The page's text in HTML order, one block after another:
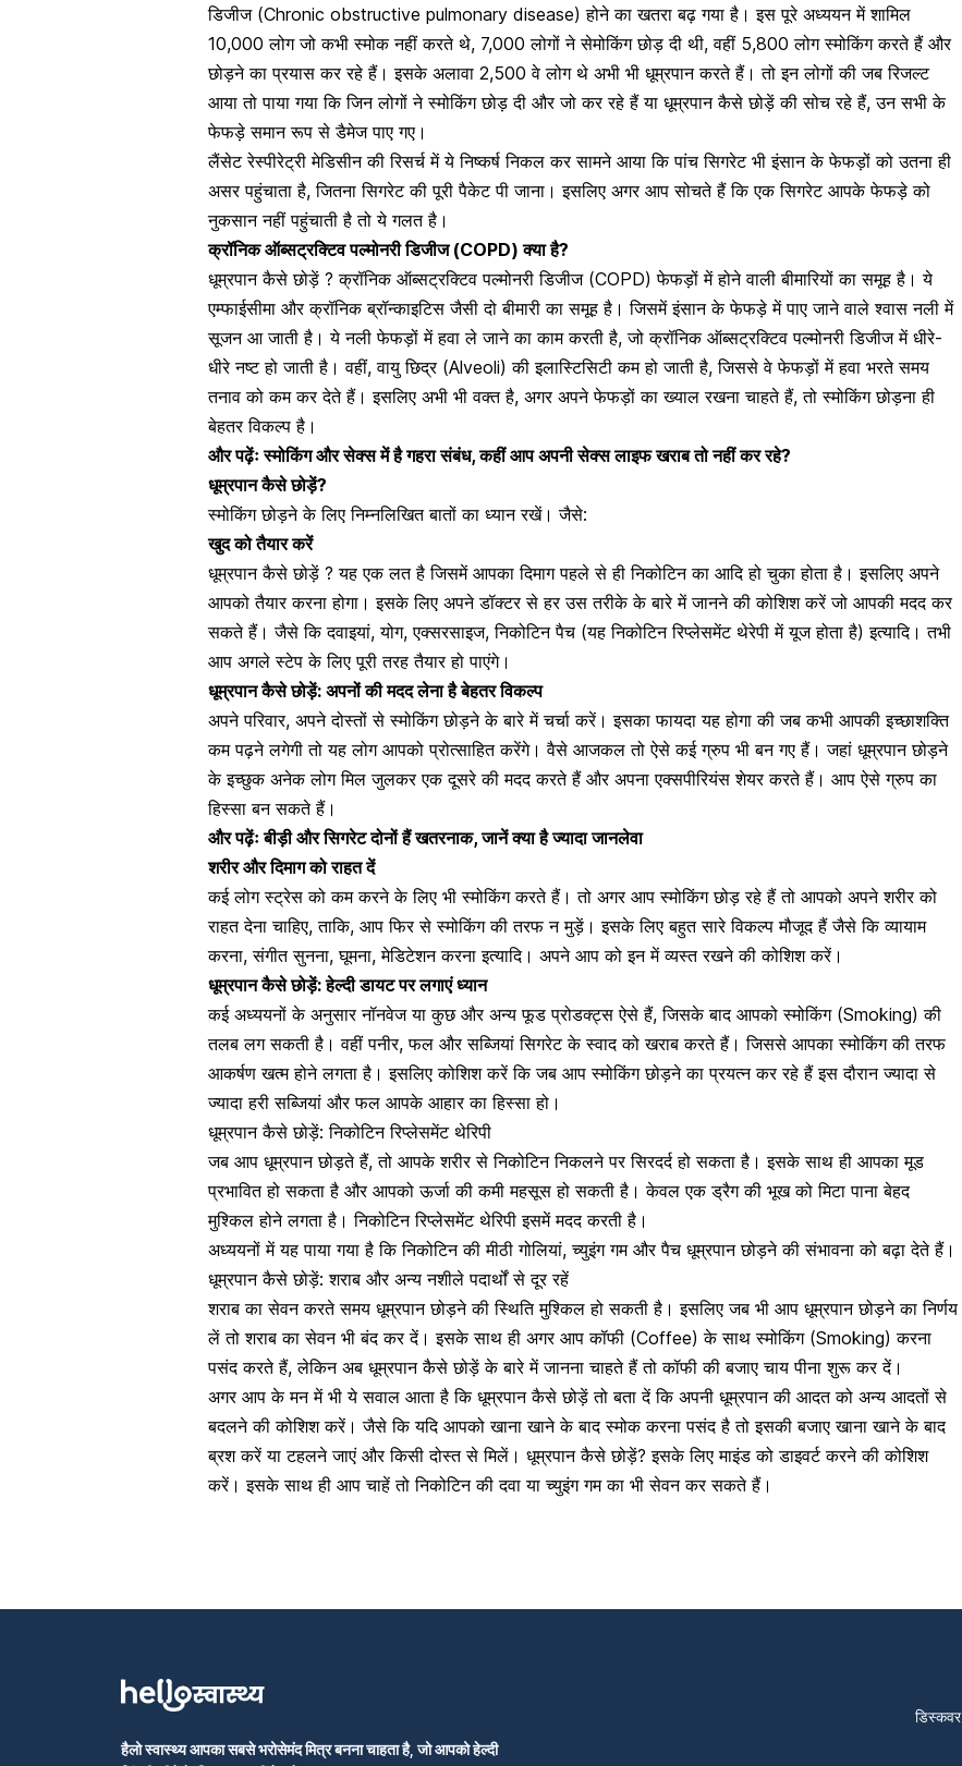
डिजीज (Chronic obstructive pulmonary disease) होने का खतरा बढ़ गया है। इस पूरे अध्ययन में शामिल
10,000 लोग जो कभी स्मोक नहीं करते थे, 7,000 लोगों ने सेमोकिंग छोड़ दी थी, वहीं 5,800 लोग स्मोकिंग करते हैं और
छोड़ने का प्रयास कर रहे हैं। इसके अलावा 2,500 वे लोग थे अभी भी धूम्रपान करते हैं। तो इन लोगों की जब रिजल्ट
आया तो पाया गया कि जिन लोगों ने स्मोकिंग छोड़ दी और जो कर रहे हैं या धूम्रपान कैसे छोड़ें की सोच रहे हैं, उन सभी के
फेफड़े समान रूप से डैमेज पाए गए।
लैंसेट रेस्पीरेट्री मेडिसीन की रिसर्च में ये निष्कर्ष निकल कर सामने आया कि पांच सिगरेट भी इंसान के फेफड़ों को उतना ही
असर पहुंचाता है, जितना सिगरेट की पूरी पैकेट पी जाना। इसलिए अगर आप सोचते हैं कि एक सिगरेट आपके फेफड़े को
नुकसान नहीं पहुंचाती है तो ये गलत है।
क्रॉनिक ऑब्सट्रक्टिव पल्मोनरी डिजीज (COPD) क्या है?
धूम्रपान कैसे छोड़ें ? क्रॉनिक ऑब्सट्रक्टिव पल्मोनरी डिजीज (COPD) फेफड़ों में होने वाली बीमारियों का समूह है। ये
एम्फाईसीमा और क्रॉनिक ब्रॉन्काइटिस जैसी दो बीमारी का समूह है। जिसमें इंसान के फेफड़े में पाए जाने वालेश्वास नली में
सूजनआ जाती है। ये नली फेफड़ों में हवा ले जाने का काम करती है, जो क्रॉनिक ऑब्सट्रक्टिव पल्मोनरी डिजीज में धीरे-
धीरे नष्ट हो जाती है। वहीं, वायु छिद्र (Alveoli) की इलास्टिसिटी कम हो जाती है, जिससे वे फेफड़ों में हवा भरते समय
तनाव को कम कर देते हैं। इसलिए अभी भी वक्त है, अगर अपने फेफड़ों का ख्याल रखना चाहते हैं, तोस्मोकिंग छोड़ना ही
बेहतर विकल्प है।
और पढ़ेंःस्मोकिंग और सेक्स में है गहरा संबंध, कहीं आप अपनी सेक्स लाइफ खराब तो नहीं कर रहे?
धूम्रपान कैसे छोड़ें?
स्मोकिंग छोड़ने के लिए निम्नलिखित बातों का ध्यान रखें। जैसे:
खुद को तैयार करें
धूम्रपान कैसे छोड़ें ? यह एक लत है जिसमें आपका दिमाग पहले से हीनिकोटिनका आदि हो चुका होता है। इसलिए अपने
आपको तैयार करना होगा। इसके लिए अपने डॉक्टर से हर उस तरीके के बारे में जानने की कोशिश करें जो आपकी मदद कर
सकते हैं। जैसे कि दवाइयां,योग, एक्सरसाइज, निकोटिन पैच (यह निकोटिन रिप्लेसमेंट थेरेपी में यूज होता है) इत्यादि। तभी
आप अगले स्टेप के लिए पूरी तरह तैयार हो पाएंगे।
धूम्रपान कैसे छोड़ें: अपनों की मदद लेना है बेहतर विकल्प
अपने परिवार, अपने दोस्तों से स्मोकिंग छोड़ने के बारे में चर्चा करें। इसका फायदा यह होगा की जब कभी आपकी इच्छाशक्ति
कम पढ़ने लगेगी तो यह लोग आपको प्रोत्साहित करेंगे। वैसे आजकल तो ऐसे कई ग्रुप भी बन गए हैं। जहां धूम्रपान छोड़ने
के इच्छुक अनेक लोग मिल जुलकर एक दूसरे की मदद करते हैं और अपना एक्सपीरियंस शेयर करते हैं। आप ऐसे ग्रुप का
हिस्सा बन सकते हैं।
और पढ़ेंःबीड़ी और सिगरेट दोनों हैं खतरनाक, जानें क्या है ज्यादा जानलेवा
शरीर और दिमाग को राहत दें
कई लोगस्ट्रेस को कम करने के लिए भी स्मोकिंग करते हैं। तो अगर आप स्मोकिंग छोड़ रहे हैं तो आपको अपने शरीर को
राहत देना चाहिए, ताकि, आप फिर से स्मोकिंग की तरफ न मुड़ें। इसके लिए बहुत सारे विकल्प मौजूद हैं जैसे किव्यायाम
करना,संगीत सुनना, घूमना, मेडिटेशन करना इत्यादि। अपने आप को इन में व्यस्त रखने की कोशिश करें।
धूम्रपान कैसे छोड़ें: हेल्दी डायट पर लगाएं ध्यान
कई अध्ययनों के अनुसार नॉनवेज या कुछ और अन्य फूड प्रोडक्ट्स ऐसे हैं, जिसके बाद आपको स्मोकिंग (Smoking) की
तलब लग सकती है। वहीं पनीर, फल और सब्जियां सिगरेट के स्वाद को खराब करते हैं। जिससे आपका स्मोकिंग की तरफ
आकर्षण खत्म होने लगता है। इसलिए कोशिश करें कि जब आप स्मोकिंग छोड़ने का प्रयत्न कर रहे हैं इस दौरान ज्यादा से
ज्यादा हरी सब्जियां और फल आपके आहार का हिस्सा हो।
धूम्रपान कैसे छोड़ें: निकोटिन रिप्लेसमेंट थेरिपी
जब आप धूम्रपान छोड़ते हैं, तो आपके शरीर से निकोटिन निकलने पर सिरदर्द हो सकता है। इसके साथ ही आपका मूड
प्रभावित हो सकता है और आपको ऊर्जा की कमी महसूस हो सकती है। केवल एक ड्रैग की भूख को मिटा पाना बेहद
मुश्किल होने लगता है। निकोटिन रिप्लेसमेंट थेरिपी इसमें मदद करती है।
अध्ययनों में यह पाया गया है कि निकोटिन की मीठी गोलियां, च्युइंग गम और पैच धूम्रपान छोड़ने की संभावना को बढ़ा देते हैं।
धूम्रपान कैसे छोड़ें: शराब और अन्य नशीले पदार्थों से दूर रहें
शराब का सेवन करते समय धूम्रपान छोड़ने की स्थिति मुश्किल हो सकती है। इसलिए जब भी आप धूम्रपान छोड़ने का निर्णय
लें तो शराब का सेवन भी बंद कर दें। इसके साथ ही अगर आप कॉफी (Coffee) के साथ स्मोकिंग (Smoking) करना
पसंद करते हैं, लेकिन अब धूम्रपान कैसे छोड़ें के बारे में जानना चाहते हैं तो कॉफी की बजाए चाय पीना शुरू कर दें।
अगर आप के मन में भी ये सवाल आता है कि धूम्रपान कैसे छोड़ें तो बता दें कि अपनी धूम्रपान की आदत को अन्य आदतों से
बदलने की कोशिश करें। जैसे कि यदि आपको खाना खाने के बाद स्मोक करना पसंद है तो इसकी बजाए खाना खाने के बाद
ब्रश करें या टहलने जाएं और किसी दोस्त से मिलें। धूम्रपान कैसे छोड़ें? इसके लिए माइंड को डाइवर्ट करने की कोशिश
करें। इसके साथ ही आप चाहें तो निकोटिन की दवा या च्युइंग गम का भी सेवन कर सकते हैं।
हैलो स्वास्थ्य आपका सबसे भरोसेमंद मित्र बनना चाहता है, जो आपको हेल्दी
डिस्कवर